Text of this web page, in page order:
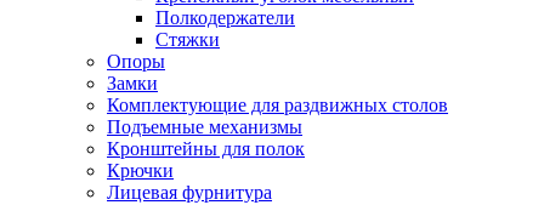
Полкодержатели
Стяжки
Опоры
Замки
Комплектующие для раздвижных столов
Подъемные механизмы
Кронштейны для полок
Крючки
Лицевая фурнитура